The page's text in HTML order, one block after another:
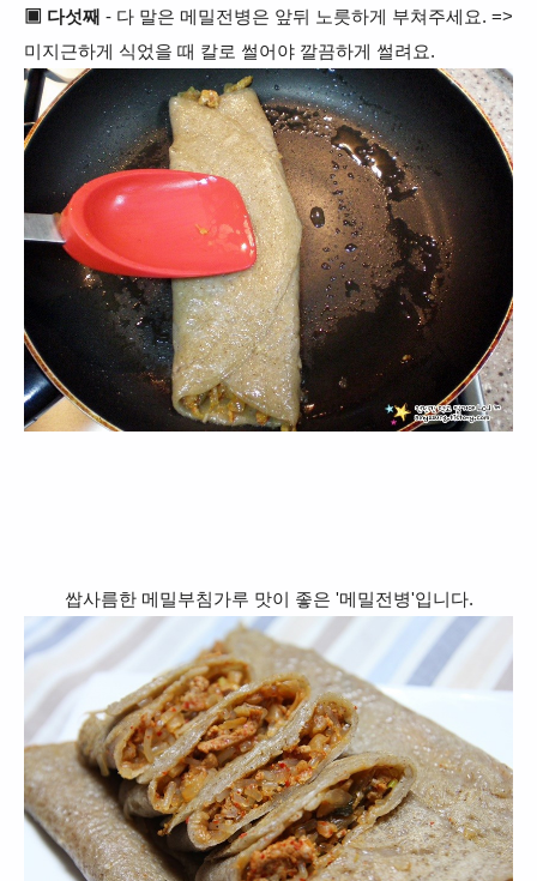
▣ 다섯째 - 다 말은 메밀전병은 앞뒤 노릇하게 부쳐주세요. =>
미지근하게 식었을 때 칼로 썰어야 깔끔하게 썰려요.
쌉사름한 메밀부침가루 맛이 좋은 '메밀전병'입니다.